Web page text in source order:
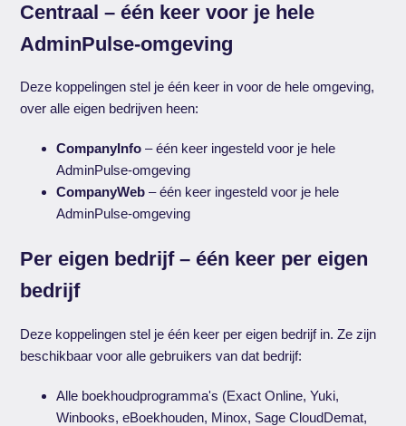
Centraal – één keer voor je hele
AdminPulse-omgeving
Deze koppelingen stel je één keer in voor de hele omgeving,
over alle eigen bedrijven heen:
CompanyInfo – één keer ingesteld voor je hele
AdminPulse-omgeving
CompanyWeb– één keer ingesteld voor je hele
AdminPulse-omgeving
Per eigen bedrijf – één keer per eigen
bedrijf
Deze koppelingen stel je één keer per eigen bedrijf in. Ze zijn
beschikbaar voor alle gebruikers van dat bedrijf:
Alle boekhoudprogramma's (Exact Online, Yuki,
Winbooks, eBoekhouden, Minox, Sage CloudDemat,